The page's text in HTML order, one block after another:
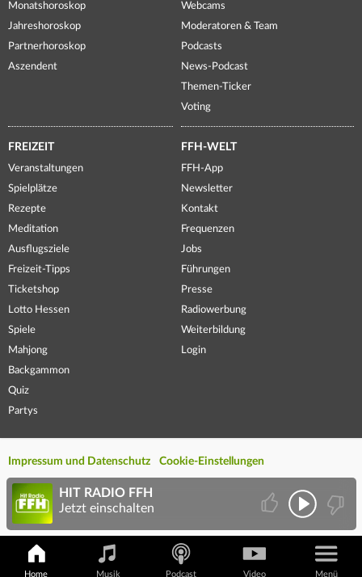
Monatshoroskop
Jahreshoroskop
Partnerhoroskop
Aszendent
Webcams
Moderatoren & Team
Podcasts
News-Podcast
Themen-Ticker
Voting
FREIZEIT
Veranstaltungen
Spielplätze
Rezepte
Meditation
Ausflugsziele
Freizeit-Tipps
Ticketshop
Lotto Hessen
Spiele
Mahjong
Backgammon
Quiz
Partys
FFH-WELT
FFH-App
Newsletter
Kontakt
Frequenzen
Jobs
Führungen
Presse
Radiowerbung
Weiterbildung
Login
Impressum und Datenschutz Cookie-Einstellungen
Home Musik Podcast Video Menü
HIT RADIO FFH
Jetzt einschalten